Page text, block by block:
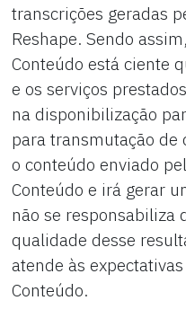
transcrições geradas
Reshape. Sendo
Conteúdo está ciente
e os serviços
na disponibilização
para transmutação de
o conteúdo enviado
Conteúdo e irá gerar
não se responsabiliza
qualidade desse
atende às
Conteúdo.